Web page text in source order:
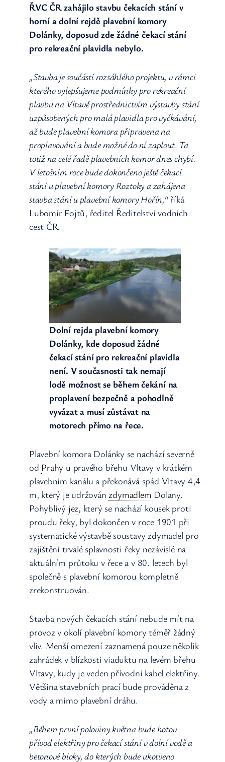
ŘVC ČR zahájilo stavbu čekacích stání v
horní a dolní rejdě plavební komory
Dolánky, doposud zde žádné čekací stání
pro rekreační plavidla nebylo.
„Stavba je součástí rozsáhlého projektu, v rámci
kterého vylepšujeme podmínky pro rekreační
plavbu na Vltavě prostřednictvím výstavby stání
uzpůsobených pro malá plavidla pro vyčkávání,
až bude plavební komora připravena na
proplavování a bude možné do ní zaplout. Ta
totiž na celé řadě plavebních komor dnes chybí.
V letošním roce bude dokončeno ještě čekací
stání u plavební komory Roztoky a zahájena
stavba stání u plavební komory Hořín,“říká
Lubomír Fojtů, ředitel Ředitelství vodních
cest ČR.
Dolní rejda plavební komory
Dolánky, kde doposud žádné
čekací stání pro rekreační plavidla
není. V současnosti tak nemají
lodě možnost se během čekání na
proplavení bezpečně a pohodlně
vyvázat a musí zůstávat na
motorech přímo na řece.
Plavební komora Dolánky se nachází severně
od Prahy u pravého břehu Vltavy v krátkém
plavebním kanálu a překonává spád Vltavy 4,4
m, který je udržován zdymadlem Dolany.
Pohyblivý jez, který se nachází kousek proti
proudu řeky, byl dokončen v roce 1901 při
systematické výstavbě soustavy zdymadel pro
zajištění trvalé splavnosti řeky nezávislé na
aktuálním průtoku v řece a v 80. letech byl
společně s plavební komorou kompletně
zrekonstruován.
Stavba nových čekacích stání nebude mít na
provoz v okolí plavební komory téměř žádný
vliv. Menší omezení zaznamená pouze několik
zahrádek v blízkosti viaduktu na levém břehu
Vltavy, kudy je veden přívodní kabel elektřiny.
Většina stavebních prací bude prováděna z
vody a mimo plavební dráhu.
„Během první poloviny května bude hotov
přívod elektřiny pro čekací stání v dolní vodě a
betonové bloky, do kterých bude ukotveno